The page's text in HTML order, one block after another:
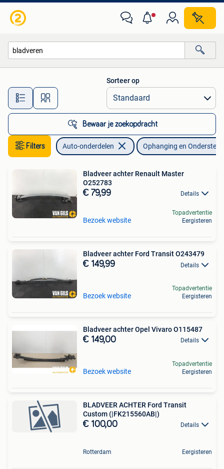
Alle afstanden…
Sorteer op
Bewaar je zoekopdracht
Filters Auto-onderdelen Ophanging en Onderstel
Bladveer achter Renault Master
O252783
€ 79,99 Details
Bezoek website
Topadvertentie
Eergisteren
Bladveer achter Ford Transit O243479
€ 149,99 Details
Bezoek website
Topadvertentie
Eergisteren
Bladveer achter Opel Vivaro O115487
€ 149,00 Details
Bezoek website
Topadvertentie
Eergisteren
BLADVEER ACHTER Ford Transit
Custom (|FK215560AB|)
€ 100,00 Details
Rotterdam Eergisteren